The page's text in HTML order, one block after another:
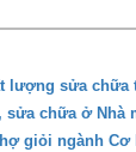
lượng sửa chữa
chữa ở Nhà
giỏi ngành